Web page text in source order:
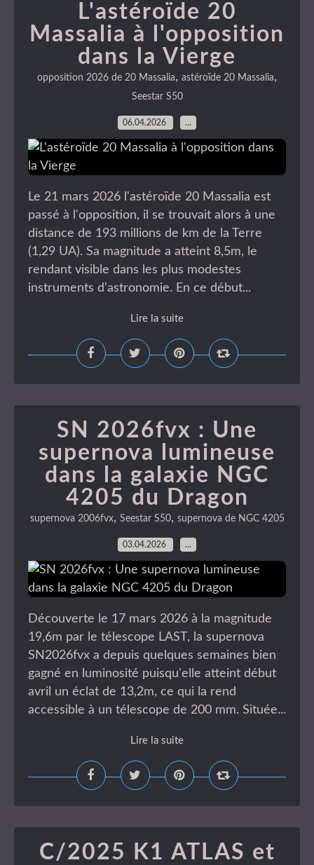
L'astéroïde 20
Massalia à l'opposition
dans la Vierge
opposition 2026 de 20 Massalia, astéroïde 20 Massalia,
Seestar S50
06.04.2026 …
Le 21 mars 2026 l'astéroïde 20 Massalia est
passé à l'opposition, il se trouvait alors à une
distance de 193 millions de km de la Terre
(1,29 UA). Sa magnitude a atteint 8,5m, le
rendant visible dans les plus modestes
instruments d'astronomie. En ce début...
Lire la suite
SN 2026fvx : Une
supernova lumineuse
dans la galaxie NGC
4205 du Dragon
supernova 2006fvx, Seestar S50, supernova de NGC 4205
03.04.2026 …
Découverte le 17 mars 2026 à la magnitude
19,6m par le télescope LAST, la supernova
SN2026fvx a depuis quelques semaines bien
gagné en luminosité puisqu'elle atteint début
avril un éclat de 13,2m, ce qui la rend
accessible à un télescope de 200 mm. Située...
Lire la suite
C/2025 K1 ATLAS et